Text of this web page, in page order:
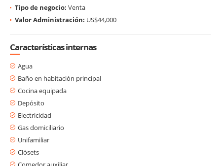
Tipo de negocio: Venta
Valor Administración: US$44,000
Características internas
Agua
Baño en habitación principal
Cocina equipada
Depósito
Electricidad
Gas domiciliario
Unifamiliar
Clósets